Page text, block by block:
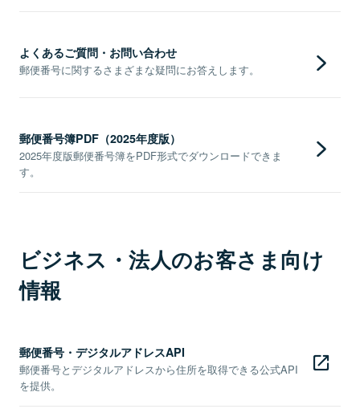
よくあるご質問・お問い合わせ
郵便番号に関するさまざまな疑問にお答えします。
郵便番号簿PDF（2025年度版）
2025年度版郵便番号簿をPDF形式でダウンロードできま
す。
ビジネス・法人のお客さま向け
情報
郵便番号・デジタルアドレスAPI
郵便番号とデジタルアドレスから住所を取得できる公式API
を提供。